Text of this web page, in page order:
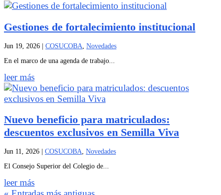
Gestiones de fortalecimiento institucional
Jun 19, 2026 COSUCOBA Novedades
En el marco de una agenda de trabajo...
leer más
Nuevo beneficio para matriculados:
descuentos exclusivos en Semilla Viva
Jun 11, 2026 COSUCOBA, Novedades
El Consejo Superior del Colegio de...
leer más